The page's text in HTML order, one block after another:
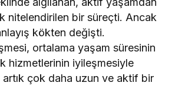
nitelendirilen bir süreçti. Ancak
kökten değişti.
ortalama yaşam süresinin
hizmetlerinin iyileşmesiyle
çok daha uzun ve aktif bir